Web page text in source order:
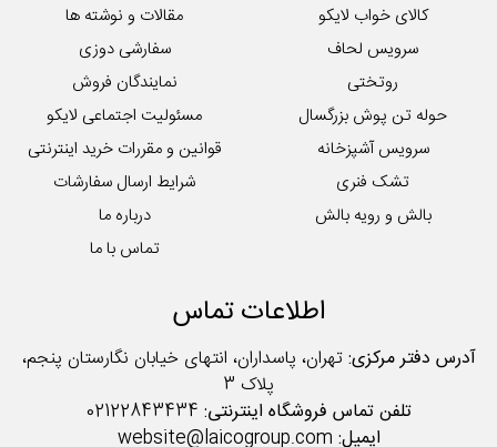
محصولات تکی آشپزخانه
کالای خواب لایکو
سرویس لحاف
روتختی
حوله تن پوش بزرگسال
سرویس آشپزخانه
تشک فنری
بالش و رویه بالش
مقالات و نوشته ها
سفارشی دوزی
نمایندگان فروش
مسئولیت اجتماعی لایکو
قوانین و مقررات خرید اینترنتی
شرایط ارسال سفارشات
درباره ما
تماس با ما
اطلاعات تماس
آدرس دفتر مرکزی:تهران، پاسداران، انتهای خیابان نگارستان پنجم،
پلاک 3
تلفن تماس فروشگاه اینترنتی:
ایمیل: website@laicogroup.com